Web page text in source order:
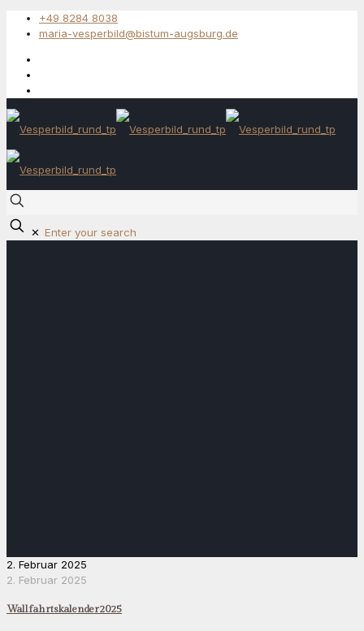
+49 8284 8038
maria-vesperbild@bistum-augsburg.de
✕
2. Februar 2025
2. Februar 2025
Wallfahrtskalender2025